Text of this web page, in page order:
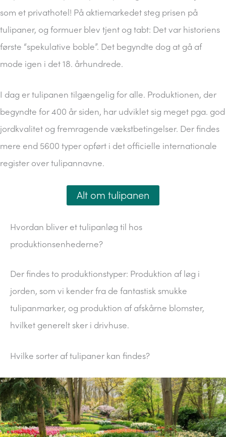
som et privathotel! På aktiemarkedet steg prisen på
tulipaner, og formuer blev tjent og tabt: Det var historiens
første “spekulative boble”. Det begyndte dog at gå af
mode igen i det 18. århundrede.
I dag er tulipanen tilgængelig for alle. Produktionen, der
begyndte for 400 år siden, har udviklet sig meget pga. god
jordkvalitet og fremragende vækstbetingelser. Der findes
mere end 5600 typer opført i det officielle internationale
register over tulipannavne.
Alt om tulipanen
Hvordan bliver et tulipanløg til hos
produktionsenhederne?
Der findes to produktionstyper: Produktion af løg i
jorden, som vi kender fra de fantastisk smukke
tulipanmarker, og produktion af afskårne blomster,
hvilket generelt sker i drivhuse.
Hvilke sorter af tulipaner kan findes?